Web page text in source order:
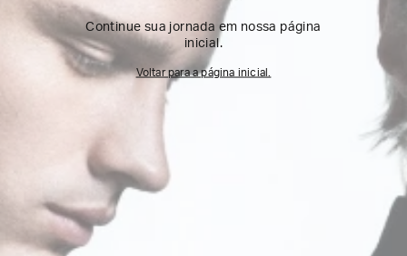
Continue sua jornada em nossa página
inicial.
Voltar para a página inicial.